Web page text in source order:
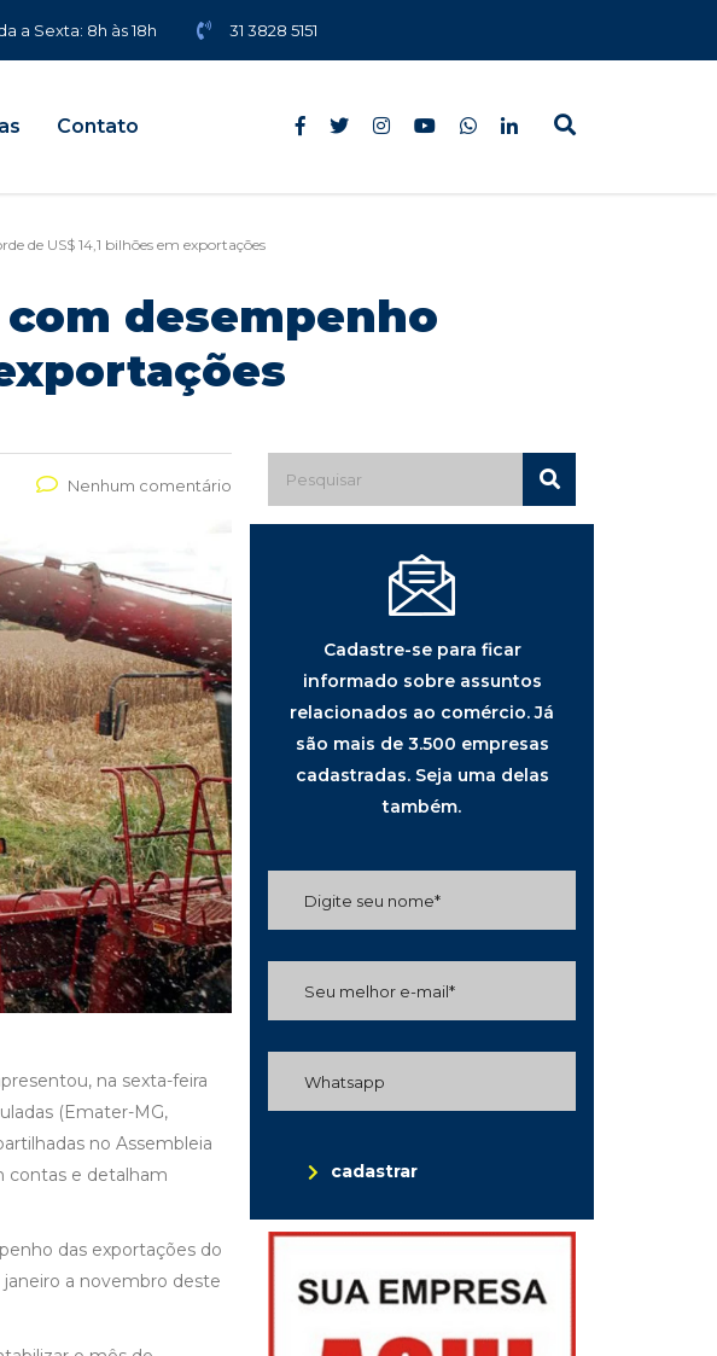
a Sexta: 8h às 18h 31 3828 5151
Contato
de US$ 14,1 bilhões em exportações
desempenho
Nenhum comentário
na sexta-feira
(Emater-MG,
no Assembleia
contas e detalham
das exportações do
a novembro deste
Cadastre-se para ficar
informado sobre assuntos
relacionados ao comércio. Já
são mais de 3.500 empresas
cadastradas. Seja uma delas
também.
cadastrar